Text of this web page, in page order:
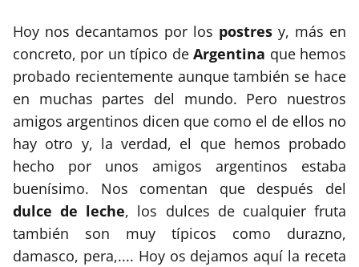
Hoy nos decantamos por los postres y, más en
concreto, por un típico deArgentina que hemos
probado recientemente aunque también se hace
en muchas partes del mundo. Pero nuestros
amigos argentinos dicen que como el de ellos no
hay otro y, la verdad, el que hemos probado
hecho por unos amigos argentinos estaba
buenísimo. Nos comentan que después del
dulce de leche, los dulces de cualquier fruta
también son muy típicos como durazno,
damasco, pera,.... Hoy os dejamos aquí la receta